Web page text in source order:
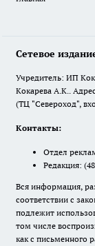
Сетевое
Учредитель: ИП
Кокарева А.К..
(ТЦ "Североход",
Контакты:
Отдел
Редакция:
Вся информация,
соответствии с
подлежит
том числе
как с письменного